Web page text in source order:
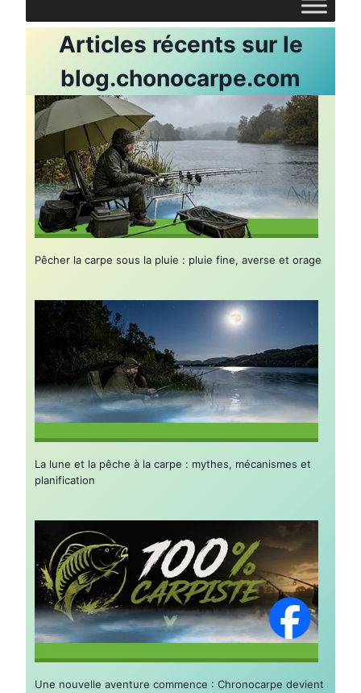
Articles récents sur le
blog.chonocarpe.com
Pêcher la carpe sous la pluie : pluie fine, averse et orage
La lune et la pêche à la carpe : mythes, mécanismes et
planification
Une nouvelle aventure commence : Chronocarpe devient